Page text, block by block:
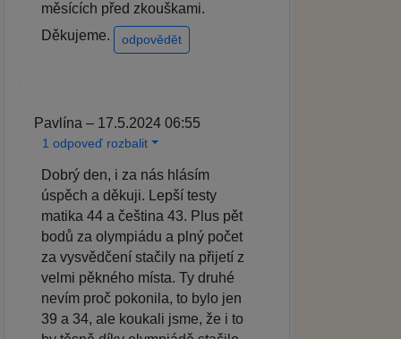
měsících před zkouškami.
Děkujeme.
odpovědět
Pavlína – 17.5.2024 06:55
1 odpoveď rozbalit
Dobrý den, i za nás hlásím
úspěch a děkuji. Lepší testy
matika 44 a čeština 43. Plus pět
bodů za olympiádu a plný počet
za vysvědčení stačily na přijetí z
velmi pěkného místa. Ty druhé
nevím proč pokonila, to bylo jen
39 a 34, ale koukali jsme, že i to